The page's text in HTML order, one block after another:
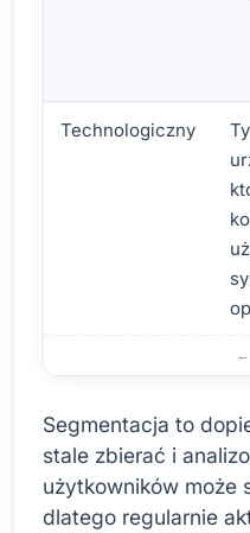
Technologiczny
Segmentacja to
stale zbierać i
użytkowników może
dlatego regularnie